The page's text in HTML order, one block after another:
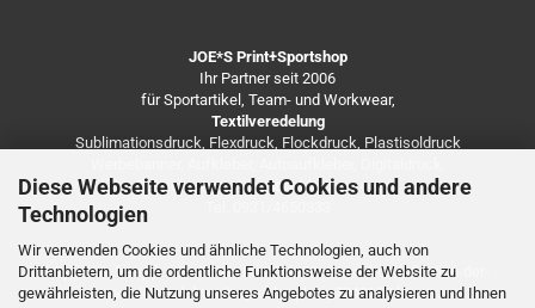
Diese Webseite verwendet Cookies und andere
Technologien
Wir verwenden Cookies und ähnliche Technologien, auch von
Drittanbietern, um die ordentliche Funktionsweise der Website zu
gewährleisten, die Nutzung unseres Angebotes zu analysieren und Ihnen
JOE*S Print+Sportshop
Ihr Partner seit 2006
für Sportartikel, Team- und Workwear,
Textilveredelung
Sublimationsdruck, Flexdruck, Flockdruck, Plastisoldruck
Besticken von Arbeitsbekleidung u.v.m.
https://de.freepik.com/fotos-kostenlos/coronavirus-infektion-der-
vorderansicht-mit-speicherplatz_7248138.htm